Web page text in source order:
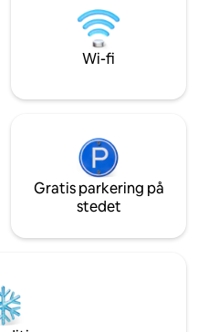
af
tage
har køkken,
WiFi. Hvis dette hus allerede er
reserveret, har
der kan være
Wi-fi
Gratis parkering på
stedet